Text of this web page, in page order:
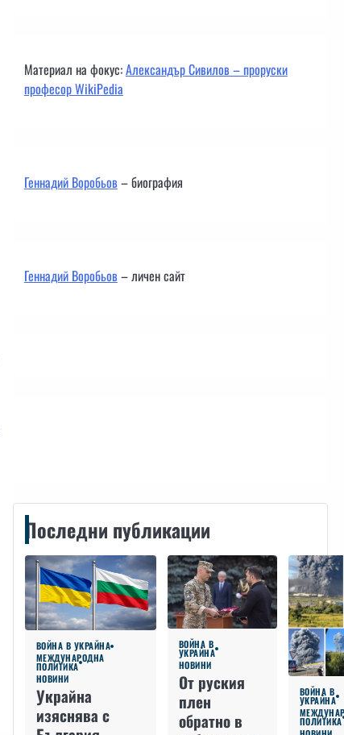
Материал на фокус:Александър Сивилов – проруски
професор WikiPedia
Геннадий Воробьов– биография
Геннадий Воробьов– личен сайт
Последни публикации
ВОЙНА В УКРАЙНА
МЕЖДУНАРОДНА
ПОЛИТИКА
НОВИНИ
Украйна
изяснява с
ВОЙНА В
УКРАЙНА
НОВИНИ
От руския
плен
обратно в
ВОЙНА В
УКРАЙНА
ПОЛИТИКА